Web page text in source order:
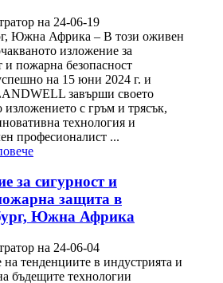
на 24-06-19
Южна Африка – В този оживен
изложение за
и пожарна безопасност
на 15 юни 2024 г. и
завърши своето
изложението с гръм и трясък,
технология и
професионалист ...
за сигурност и
защита в
Южна Африка
на 24-06-04
тенденциите в индустрията и
бъдещите технологии